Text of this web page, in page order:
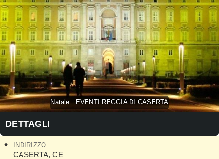
Natale : EVENTI REGGIA DI CASERTA
DETTAGLI
INDIRIZZO
CASERTA,CE